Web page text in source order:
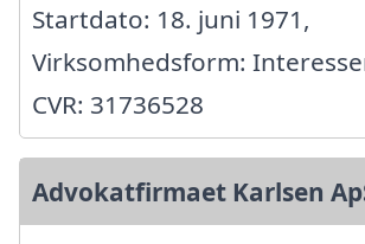
Startdato: 18. juni 1971,
Virksomhedsform:
CVR: 31736528
Advokatfirmaet Karlsen